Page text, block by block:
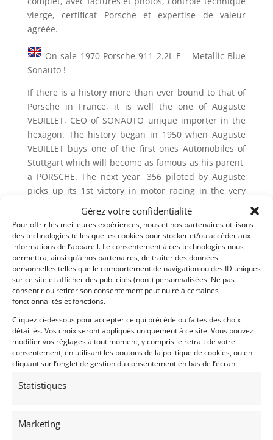
Gérez votre confidentialité
Pour offrir les meilleures expériences, nous et nos partenaires utilisons
des technologies telles que les cookies pour stocker et/ou accéder aux
informations de l’appareil. Le consentement à ces technologies nous
permettra, ainsi qu’à nos partenaires, de traiter des données
personnelles telles que le comportement de navigation ou des ID uniques
sur ce site et afficher des publicités (non-) personnalisées. Ne pas
consentir ou retirer son consentement peut nuire à certaines
fonctionnalités et fonctions.
Cliquez ci-dessous pour accepter ce qui précède ou faites des choix
détaillés. Vos choix seront appliqués uniquement à ce site. Vous pouvez
modifier vos réglages à tout moment, y compris le retrait de votre
consentement, en utilisant les boutons de la politique de cookies, ou en
cliquant sur l’onglet de gestion du consentement en bas de l’écran.
Statistiques
Marketing
vierge, certificat Porsche et expertise de valeur
agréée.
On sale 1970 Porsche 911 2.2L E – Metallic Blue
Sonauto !
If there is a history more than ever bound to that of
Porsche in France, it is well the one of Auguste
VEUILLET, CEO of SONAUTO unique importer in the
hexagon. The history began in 1950 when Auguste
VEUILLET buys one of the first ones Automobiles of
Stuttgart which will become as famous as his parent,
a PORSCHE. The next year, 356 piloted by Auguste
picks up its 1st victory in motor racing in the very
There will be a historic importer of the mark
.Delivered new in France on March 21st, 1970 with
the number of frame 911 020 0525. It is in 1995
when she was ‘ sold to restore with only 68000
kilometers in the meter. A low use been
understandable by the fact that she was delivered
problematic and especially unpleasant in the daily
use. The last owner, the professional of the
automobile considers that she deserves to be saved
thanks to her very healthy base and thanks to the
fact that she was never damaged. Thus he begins a
restoration since zero, according to the rule book,
10 years of meticulous work, more than 1000 working